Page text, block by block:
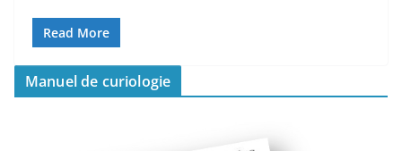
Read More
Manuel de curiologie